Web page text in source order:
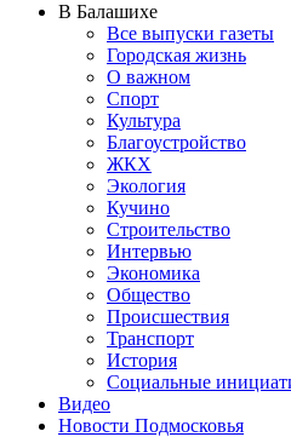
В Балашихе
Все выпуски газеты
Городская жизнь
О важном
Спорт
Культура
Благоустройство
ЖКХ
Экология
Кучино
Строительство
Интервью
Экономика
Общество
Происшествия
Транспорт
История
Социальные
Видео
Новости Подмосковья